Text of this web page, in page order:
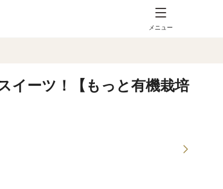
メニュー
イーツ！【もっと有機栽培